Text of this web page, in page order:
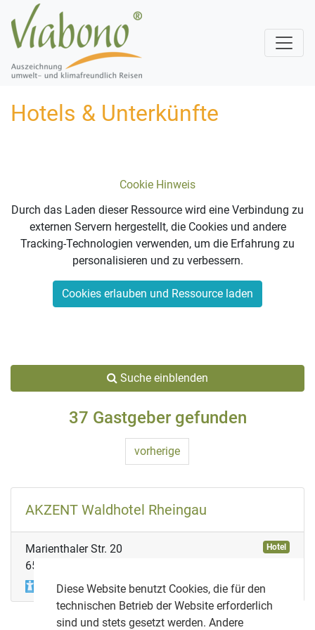
Diese Website benutzt Cookies, die für den
technischen Betrieb der Website erforderlich
sind und stets gesetzt werden. Andere
Hotels & Unterkünfte
Cookie Hinweis
Durch das Laden dieser Ressource wird eine Verbindung zu
externen Servern hergestellt, die Cookies und andere
Tracking-Technologien verwenden, um die Erfahrung zu
personalisieren und zu verbessern.
Cookies erlauben und Ressource laden
Suche einblenden
37 Gastgeber gefunden
vorherige
AKZENT Waldhotel Rheingau
Hotel
Marienthaler Str. 20
65366 Geisenheim-Marienthal
vorherige